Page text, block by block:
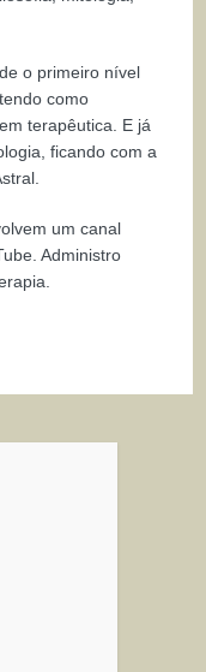
o primeiro nível
como
terapêutica. E já
ficando com a
um canal
Administro